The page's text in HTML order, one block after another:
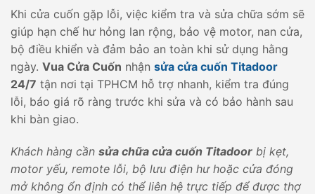
Khi cửa cuốn gặp lỗi, việc kiểm tra và sửa chữa sớm sẽ
giúp hạn chế hư hỏng lan rộng, bảo vệ motor, nan cửa,
bộ điều khiển và đảm bảo an toàn khi sử dụng hằng
ngày. Vua Cửa Cuốn nhận sửa cửa cuốn Titadoor
24/7 tận nơi tại TPHCM hỗ trợ nhanh, kiểm tra đúng
lỗi, báo giá rõ ràng trước khi sửa và có bảo hành sau
khi bàn giao.
Khách hàng cần sửa chữa cửa cuốn Titadoor bị kẹt,
motor yếu, remote lỗi, bộ lưu điện hư hoặc cửa đóng
mở không ổn định có thể liên hệ trực tiếp để được thợ